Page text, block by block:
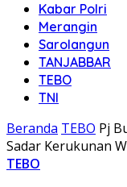
Kabar Polri
Merangin
Sarolangun
TANJABBAR
TEBO
TNI
Beranda TEBO Pj
Sadar Kerukunan
TEBO